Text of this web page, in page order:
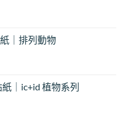
｜排列動物
｜ic+id 植物系列